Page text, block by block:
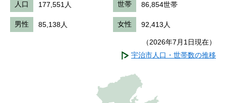
人口 177,551人 世帯 86,854世帯
男性 85,138人 女性 92,413人
（2026年7月1日現在）
宇治市人口・世帯数の推移